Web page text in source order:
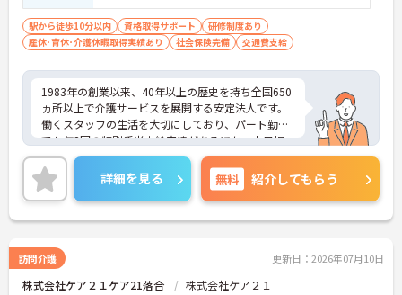
駅から徒歩10分以内 資格取得サポート
研修制度あり
産休･育休･介護休暇取得実績あり
社会保険完備 交通費支給
1983年の創業以来、40年以上の歴史を持ち全国650
ヵ所以上で介護サービスを展開する安定法人です。
働くスタッフの生活を大切にしており、パート勤務
でも年2回の特別手当支給実績があるほか、土日祝
日の時給アップや独自の福利厚生制度など、収入
面・待遇面での手厚いサポートを用意しています。
「くるみん」認定企業として週3日からの柔軟なシ
フトに対応し、ご家庭と両立しながら無理なく活躍
できます。髪色やネイルも自由で個性を尊重する社
取得支援制度も完備しており、有資格者の方がご自
身のペースでキャリアを磨き、自分らしい働き方を
実現できる安心の環境が整っています。
詳細を見る 無料 紹介してもらう
訪問介護 更新日：2026年07月10日
株式会社ケア２１ケア21落合 株式会社ケア２１